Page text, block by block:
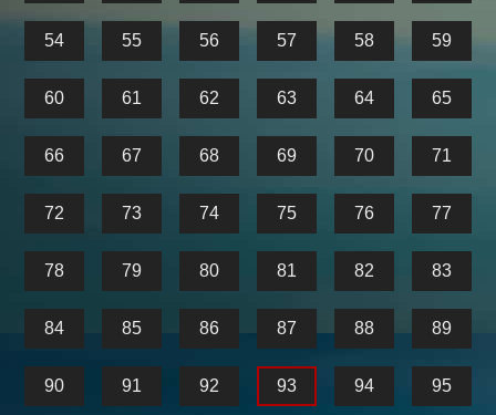
54 55 56 57 58 59
60 61 62 63 64 65
66 67 68 69 70 71
72 73 74 75 76 77
78 79 80 81 82 83
84 85 86 87 88 89
90 91 92 93 94 95